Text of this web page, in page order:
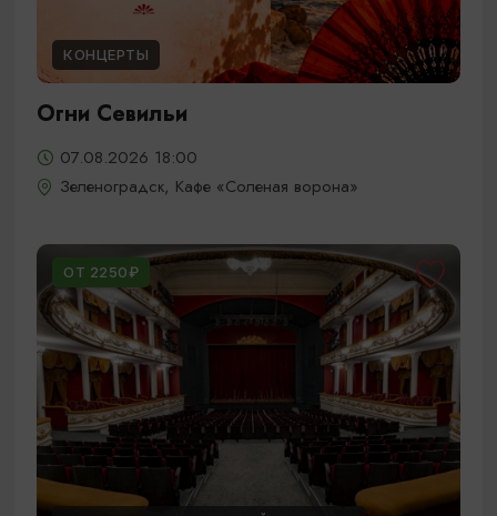
КОНЦЕРТЫ
Огни Севильи
07.08.2026 18:00
Зеленоградск, Кафе «Соленая ворона»
ОТ 2250₽